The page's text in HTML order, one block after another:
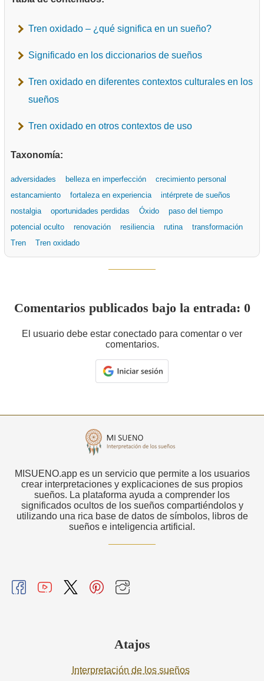
Tren oxidado – ¿qué significa en un sueño?
Significado en los diccionarios de sueños
Tren oxidado en diferentes contextos culturales en los
sueños
Tren oxidado en otros contextos de uso
Taxonomía:
adversidades belleza en imperfección
crecimiento personal
estancamiento
fortaleza en experiencia
intérprete de sueños
nostalgia
oportunidades perdidas Óxido
paso del tiempo
potencial oculto
renovación resiliencia rutina
transformación
Tren
Tren oxidado
Comentarios publicados bajo la entrada: 0
El usuario debe estar conectado para comentar o ver
comentarios.
MISUENO.app es un servicio que permite a los usuarios
crear interpretaciones y explicaciones de sus propios
sueños. La plataforma ayuda a comprender los
significados ocultos de los sueños compartiéndolos y
utilizando una rica base de datos de símbolos, libros de
sueños e inteligencia artificial.
Atajos
Interpretación de los sueños